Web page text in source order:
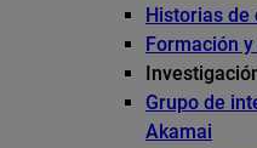
Historias de
Formación
Grupo de
Akamai